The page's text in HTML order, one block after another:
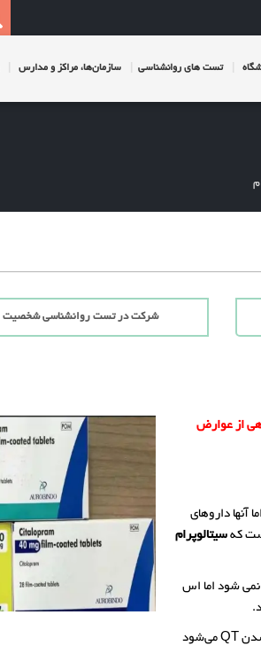
تست های روانشناسی سازمان‌ها، مراکز و مدارس
شرکت در تست روانشناسی شخصیت MMPI-370
از عوارض
آنها داروهای
که سیتالوپرام
نمی شود اما اس
برخی از تفاوت‌ها در عوارض جانبی آن‌ها وجود دارد، زیرا سیتالوپرام در دوزهای بالاتر احتمالاً باعث طولانی شدن QT می‌شود